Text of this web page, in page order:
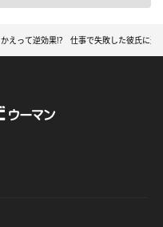
かえって逆効果!? 仕事で失敗した彼氏に送